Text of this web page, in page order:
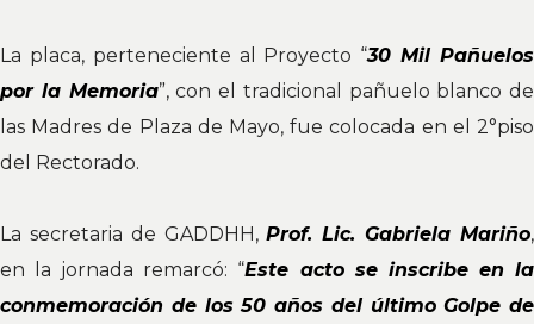
La placa, perteneciente al Proyecto “30 Mil Pañuelos
por la Memoria”, con el tradicional pañuelo blanco de
las Madres de Plaza de Mayo, fue colocada en el 2°piso
del Rectorado.
La secretaria de GADDHH,Prof. Lic. Gabriela Mariño,
en la jornada remarcó: “Este acto se inscribe en la
conmemoración de los 50 años del último Golpe de